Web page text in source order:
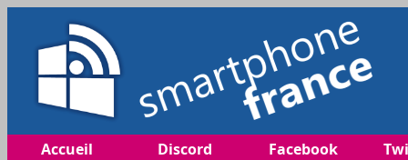
Accueil Discord Facebook